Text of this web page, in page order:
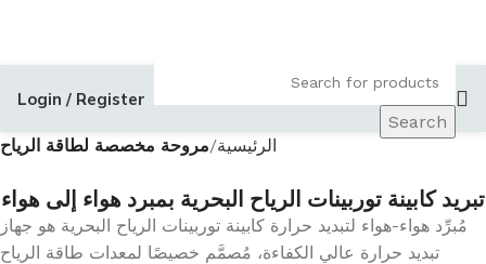
Search
Login / Register
الرئيسية مروحة مخصصة لطاقة الرياح
تبريد كابينة توربينات الرياح البحرية بمبرد هواء إلى هواء
مُبرِّد هواء-هواء لتبديد حرارة كابينة توربينات الرياح البحرية هو جهاز
تبديد حرارة عالي الكفاءة، مُصمَّم خصيصًا لمعدات طاقة الرياح